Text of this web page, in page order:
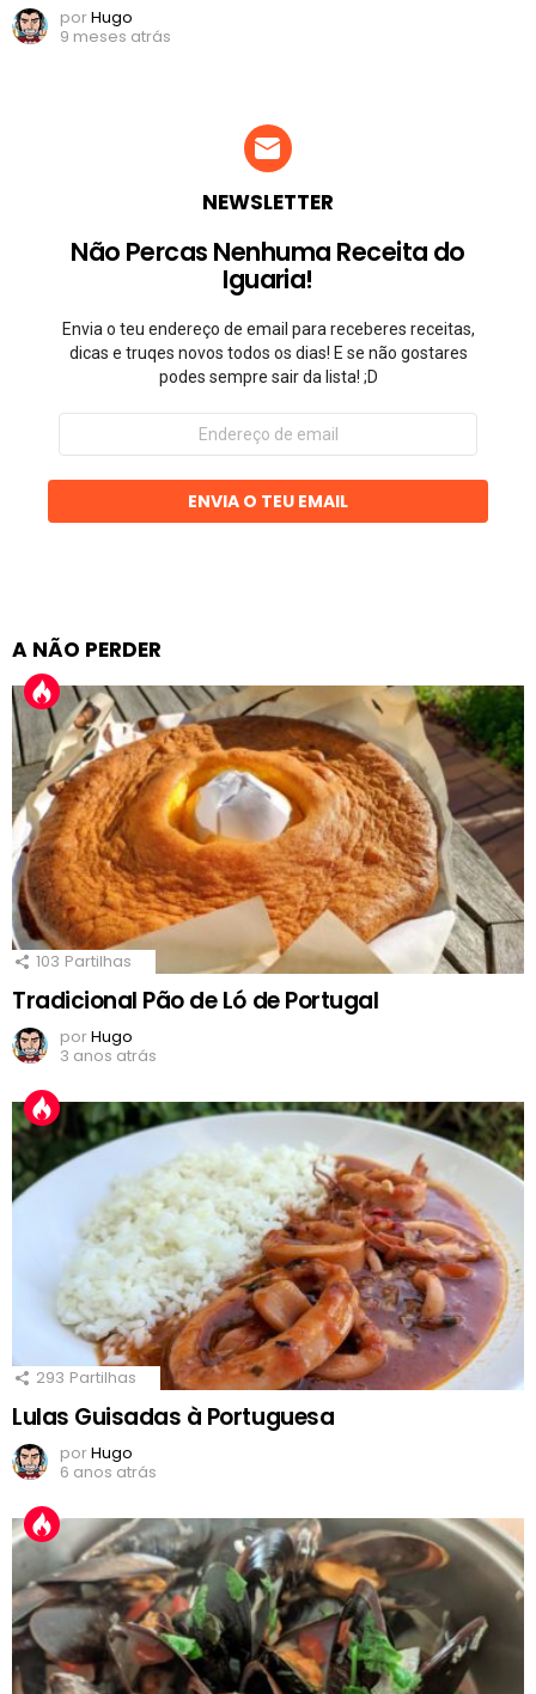
porHugo
9 meses atrás
NEWSLETTER
Não Percas Nenhuma Receita do
Iguaria!
Envia o teu endereço de email para receberes receitas,
dicas e truqes novos todos os dias! E se não gostares
podes sempre sair da lista! ;D
Endereço
email
ENVIA O TEU EMAIL
A NÃO PERDER
103 Partilhas
Tradicional Pão de Ló de Portugal
porHugo
3 anos atrás
293 Partilhas
Lulas Guisadas à Portuguesa
porHugo
6 anos atrás